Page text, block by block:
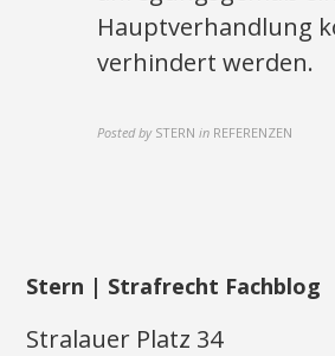
Hauptverhandlung
verhindert werden.
Posted by STERN in REFERENZEN
Stern | Strafrecht Fachblog
Stralauer Platz 34